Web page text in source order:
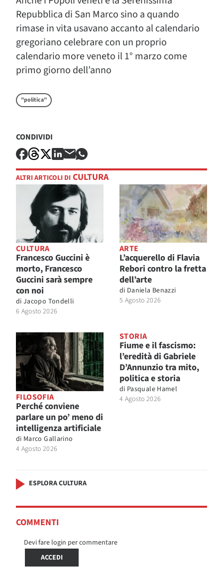
Repubblica di San Marco sino a quando
rimase in vita usavano accanto al calendario
gregoriano celebrare con un proprio
calendario more veneto il 1° marzo come
primo giorno dell’anno
"politica"
CONDIVIDI
ALTRI ARTICOLI DI CULTURA
CULTURA
Francesco Guccini è
morto, Francesco
Guccini sarà sempre
con noi
di Jacopo Tondelli
6 Agosto 2026
ARTE
L’acquerello di Flavia
Rebori contro la fretta
dell’arte
di Daniela Benazzi
5 Agosto 2026
FILOSOFIA
Perché conviene
parlare un po’ meno di
intelligenza artificiale
di Marco Gallarino
4 Agosto 2026
STORIA
Fiume e il fascismo:
l’eredità di Gabriele
D’Annunzio tra mito,
politica e storia
di Pasquale Hamel
4 Agosto 2026
ESPLORA CULTURA
COMMENTI
Devi fare login per commentare
ACCEDI